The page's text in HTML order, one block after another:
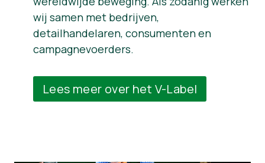
wij samen met bedrijven,
detailhandelaren, consumenten en
campagnevoerders.
Lees meer over het V-Label